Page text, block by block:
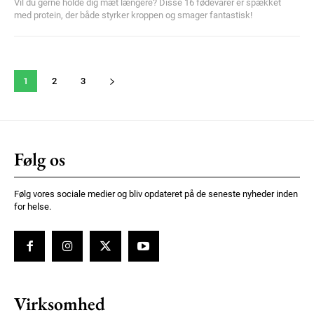
Vil du gerne holde dig mæt længere? Disse 16 fødevarer er spækket
med protein, der både styrker kroppen og smager fantastisk!
1 2 3
Følg os
Følg vores sociale medier og bliv opdateret på de seneste nyheder inden
for helse.
Virksomhed